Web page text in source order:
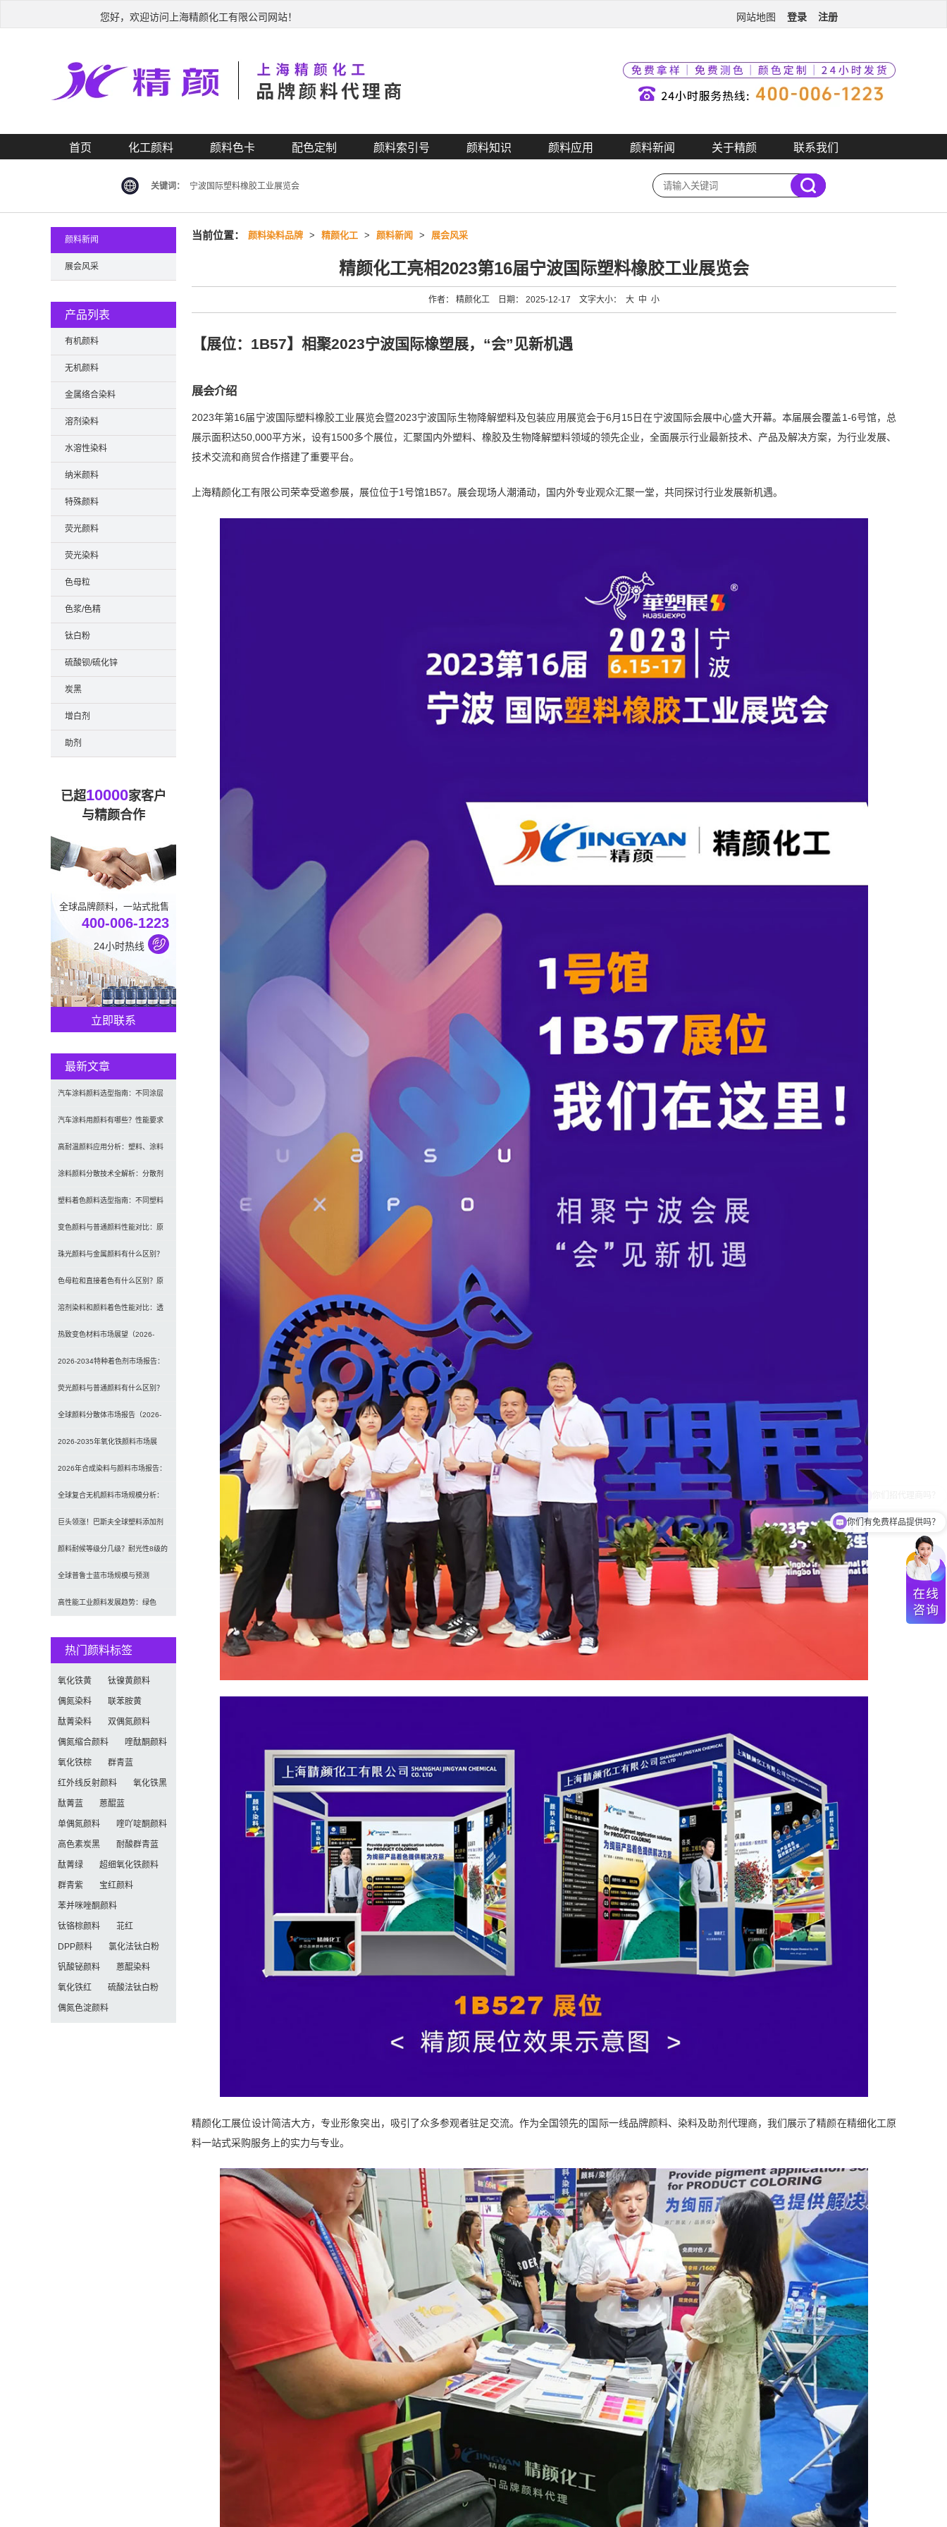
您好，欢迎访问上海精颜化工有限公司网站！ 网站地图 登录 注册
首页 化工颜料 颜料色卡 配色定制 颜料索引号 颜料知识 颜料应用 颜料新闻 关于精颜 联系我们
关键词： 宁波国际塑料橡胶工业展览会
当前位置： 颜料染料品牌 > 精颜化工 > 颜料新闻 > 展会风采
精颜化工亮相2023第16届宁波国际塑料橡胶工业展览会
作者： 精颜化工 日期： 2025-12-17 文字大小： 大 中 小
【展位：1B57】相聚2023宁波国际橡塑展，“会”见新机遇
展会介绍
2023年第16届宁波国际塑料橡胶工业展览会暨2023宁波国际生物降解塑料及包装应用展览会于6月15日在宁波国际会展中心盛大开幕。本届展会覆盖1-6号馆，总
展示面积达50,000平方米，设有1500多个展位，汇聚国内外塑料、橡胶及生物降解塑料领域的领先企业，全面展示行业最新技术、产品及解决方案，为行业发展、
技术交流和商贸合作搭建了重要平台。
上海精颜化工有限公司荣幸受邀参展，展位位于1号馆1B57。展会现场人潮涌动，国内外专业观众汇聚一堂，共同探讨行业发展新机遇。
精颜化工展位设计简洁大方，专业形象突出，吸引了众多参观者驻足交流。作为全国领先的国际一线品牌颜料、染料及助剂代理商，我们展示了精颜在精细化工原
料一站式采购服务上的实力与专业。
颜料新闻
展会风采
产品列表
有机颜料
无机颜料
金属络合染料
溶剂染料
水溶性染料
纳米颜料
特殊颜料
荧光颜料
荧光染料
色母粒
色浆/色精
钛白粉
硫酸钡/硫化锌
炭黑
增白剂
助剂
已超10000家客户
与精颜合作
全球品牌颜料，一站式批售
400-006-1223
24小时热线
立即联系
最新文章
汽车涂料颜料选型指南：不同涂层
应用要求、OEM与修补漆用颜料区
别及常见问题
汽车涂料用颜料有哪些？性能要求
及常用颜料类型介绍
高耐温颜料应用分析：塑料、涂料
及工程材料的选型原则与行业实践
涂料颜料分散技术全解析：分散剂
选型、研磨工艺及常见问题解决
塑料着色颜料选型指南：不同塑料
材料如何选择合适颜料？
变色颜料与普通颜料性能对比：原
理、特点及应用差异解析
珠光颜料与金属颜料有什么区别？
原理、效果与应用对比
色母粒和直接着色有什么区别？原
理、性能与应用全面对比
溶剂染料和颜料着色性能对比：透
明性、耐候性与应用选择全解析
热致变色材料市场展望（2026-
2034）：2034年将达336亿美元，
亚太份额超四成
2026-2034特种着色剂市场报告：
规模、份额、趋势及预测
荧光颜料与普通颜料有什么区别？
发光原理、性能对比及应用解析
全球颜料分散体市场报告（2026-
2033）：无机颜料主导，涂料为最
大应用
2026-2035年氧化铁颜料市场展
望：全球规模将达41亿美元，建筑
行业领跑
2026年合成染料与颜料市场报告：
规模、趋势及2030年增长预测
（CAGR 7.1%）
全球复合无机颜料市场规模分析：
2035年达5.39亿美元，建筑与涂料
需求推动增长
巨头领涨！巴斯夫全球塑料添加剂
涨价20% 原材料成本推高行业价格
颜料耐候等级分几级？耐光性8级的
定义及耐候性测试标准解析
全球普鲁士蓝市场规模与预测
（2026-2034）：按类型、形式、
高性能工业颜料发展趋势：绿色
热门颜料标签
氧化铁黄 钛镍黄颜料
偶氮染料 联苯胺黄
酞菁染料 双偶氮颜料
偶氮缩合颜料 喹酞酮颜料
氧化铁棕 群青蓝
红外线反射颜料 氧化铁黑
酞菁蓝 蒽醌蓝
单偶氮颜料 喹吖啶酮颜料
高色素炭黑 耐酸群青蓝
酞菁绿 超细氧化铁颜料
群青紫 宝红颜料
苯并咪唑酮颜料
钛铬棕颜料 苝红
DPP颜料 氯化法钛白粉
钒酸铋颜料 蒽醌染料
氧化铁红 硫酸法钛白粉
偶氮色淀颜料
你们有免费样品提供吗？